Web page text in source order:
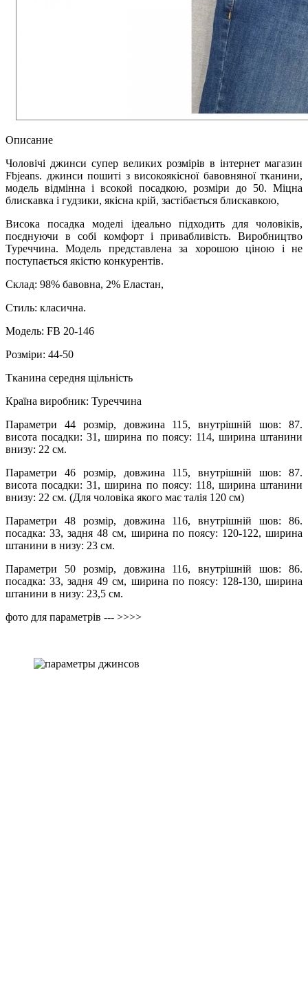
Описание
Чоловічі джинси супер великих розмірів в інтернет магазин
Fbjeans. джинси пошиті з високоякісної бавовняної тканини,
модель відмінна і всокой посадкою, розміри до 50. Міцна
блискавка і гудзики, якісна крій, застібається блискавкою,
Висока посадка моделі ідеально підходить для чоловіків,
поєднуючи в собі комфорт і привабливість. Виробництво
Туреччина. Модель представлена ​​за хорошою ціною і не
поступається якістю конкурентів.
Склад: 98% бавовна, 2% Еластан,
Стиль: класична.
Модель: FB 20-146
Розміри: 44-50
Тканина середня щільність
Країна виробник: Туреччина
Параметри 44 розмір, довжина 115, внутрішній шов: 87.
висота посадки: 31, ширина по поясу: 114, ширина штанини
внизу: 22 см.
Параметри 46 розмір, довжина 115, внутрішній шов: 87.
висота посадки: 31, ширина по поясу: 118, ширина штанини
внизу: 22 см. (Для чоловіка якого має талія 120 см)
Параметри 48 розмір, довжина 116, внутрішній шов: 86.
посадка: 33, задня 48 см, ширина по поясу: 120-122, ширина
штанини в низу: 23 см.
Параметри 50 розмір, довжина 116, внутрішній шов: 86.
посадка: 33, задня 49 см, ширина по поясу: 128-130, ширина
штанини в низу: 23,5 см.
фото для параметрів --- >>>>